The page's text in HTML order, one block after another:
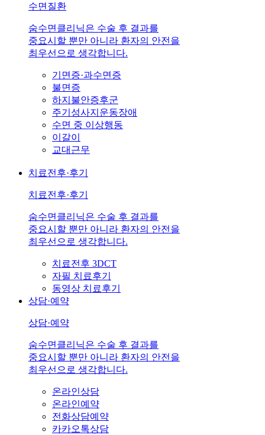
수면질환
숨수면클리닉은 수술 후 결과를
중요시할 뿐만 아니라 환자의 안전을
최우선으로 생각합니다.
기면증·과수면증
불면증
하지불안증후군
주기성사지운동장애
수면 중 이상행동
이갈이
교대근무
치료전후·후기
치료전후·후기
숨수면클리닉은 수술 후 결과를
중요시할 뿐만 아니라 환자의 안전을
최우선으로 생각합니다.
치료전후 3DCT
자필 치료후기
동영상 치료후기
상담·예약
상담·예약
숨수면클리닉은 수술 후 결과를
중요시할 뿐만 아니라 환자의 안전을
최우선으로 생각합니다.
온라인상담
온라인예약
전화상담예약
카카오톡상담